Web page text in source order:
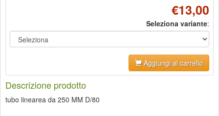
€13,00
Seleziona variante:
Aggiungi al carrello
Descrizione prodotto
tubo linearea da 250 MM D/80